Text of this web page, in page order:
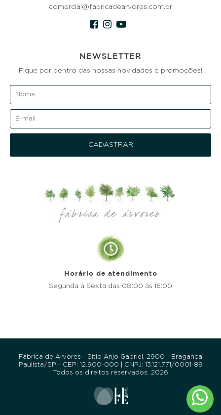
comercial@fabricadearvores.com.br
NEWSLETTER
Fique por dentro das nossas novidades e promoções!
Horário de atendimento
Segunda à Sexta das 08:00 às 16:00
Fábrica de Árvores - Sítio Anjo Gabriel, 2900 - Bragança
Paulista/SP - CEP: 12.900-000 | CNPJ: 13.121.771/0001-89
Todos os direitos reservados. 2026